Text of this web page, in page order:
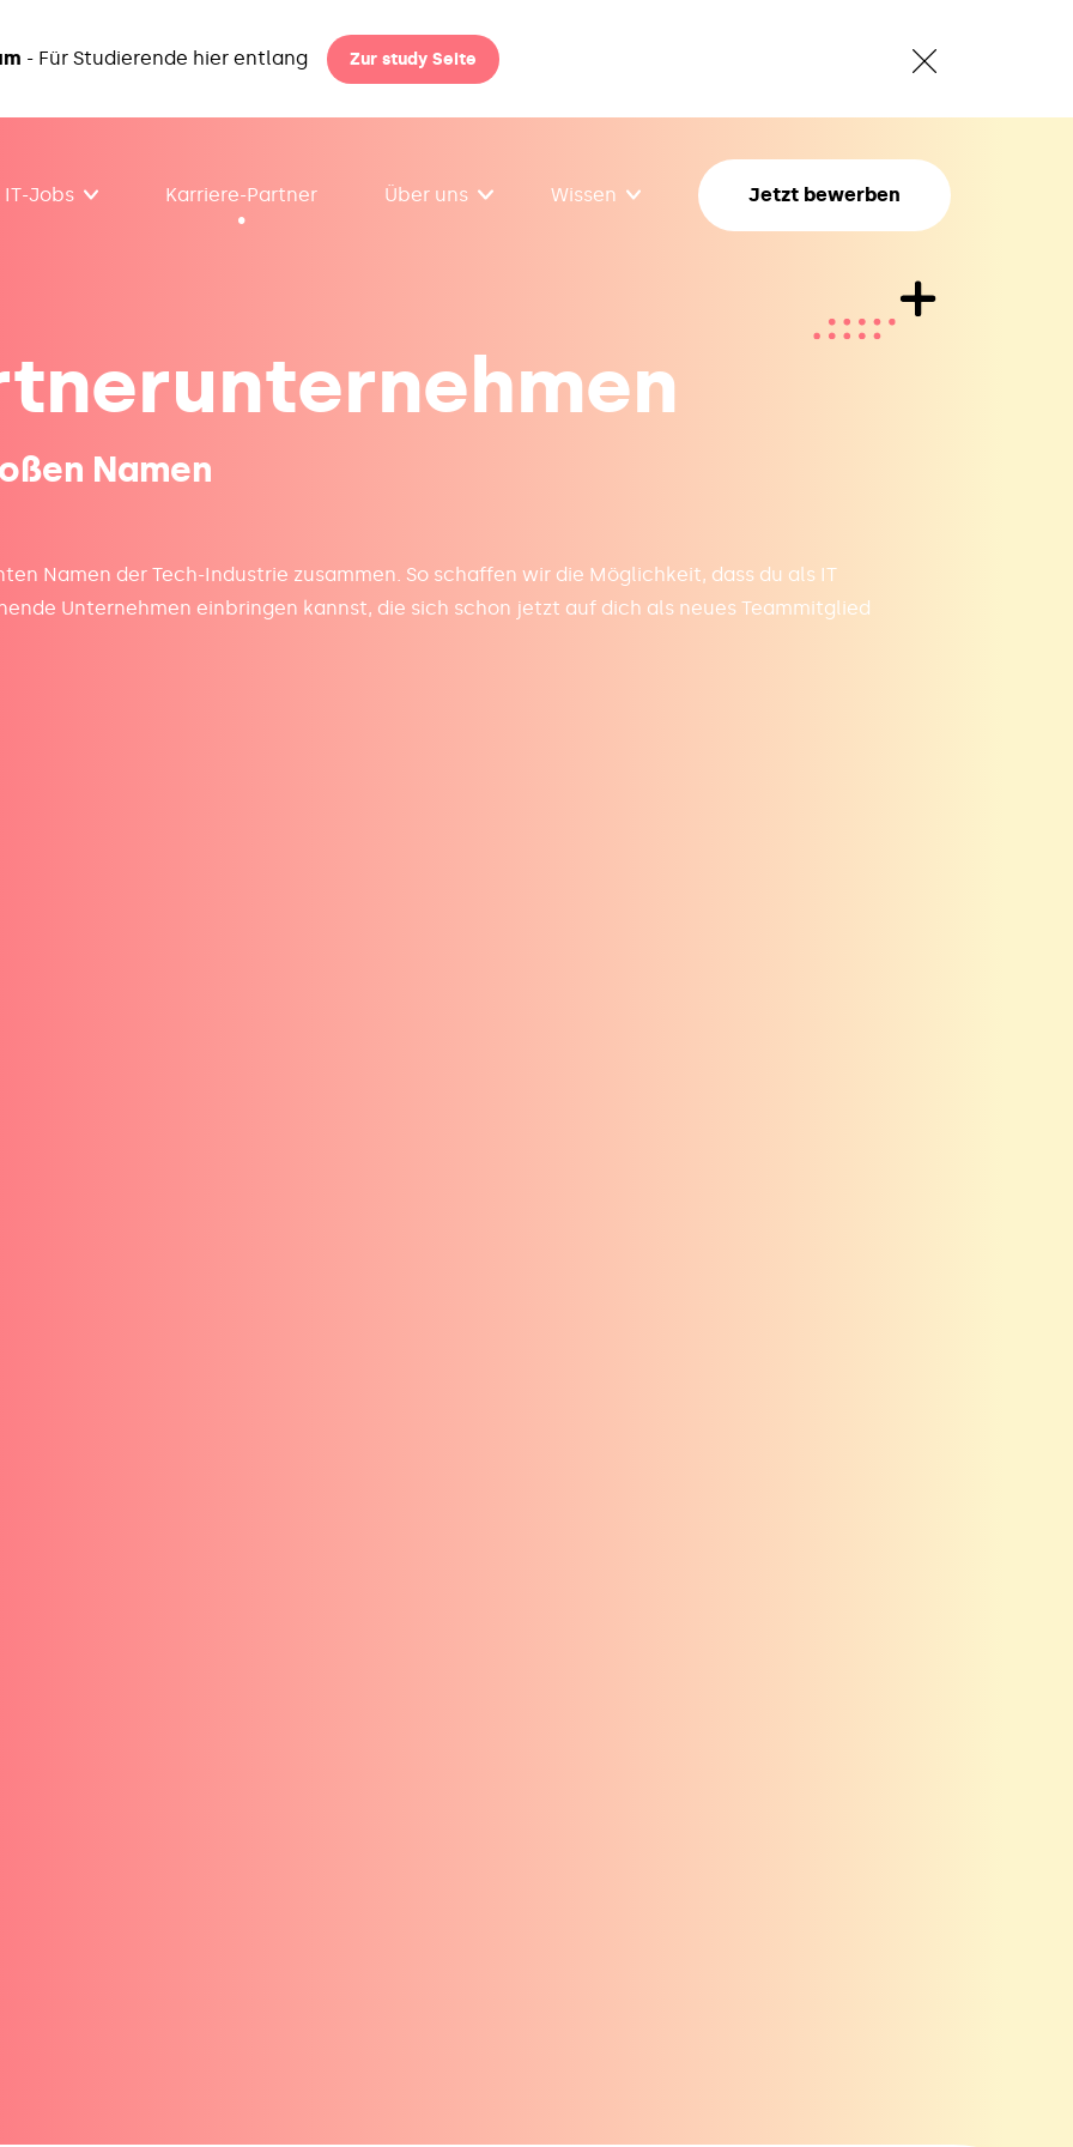
- Für Studierende hier entlang Zur study Seite
IT-Jobs Karriere-Partner Über uns Wissen Jetzt bewerben
Namen
Namen der Tech-Industrie zusammen. So schaffen wir die Möglichkeit, dass du als IT
Unternehmen einbringen kannst, die sich schon jetzt auf dich als neues Teammitglied